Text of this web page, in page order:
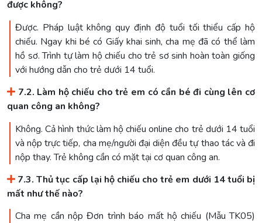
được không?
Được. Pháp luật không quy định độ tuổi tối thiểu cấp hộ
chiếu. Ngay khi bé có Giấy khai sinh, cha mẹ đã có thể làm
hồ sơ. Trình tự làm hộ chiếu cho trẻ sơ sinh hoàn toàn giống
với hướng dẫn cho trẻ dưới 14 tuổi.
7.2. Làm hộ chiếu cho trẻ em có cần bé đi cùng lên cơ
quan công an không?
Không. Cả hình thức làm hộ chiếu online cho trẻ dưới 14 tuổi
và nộp trực tiếp, cha mẹ/người đại diện đều tự thao tác và đi
nộp thay. Trẻ không cần có mặt tại cơ quan công an.
7.3. Thủ tục cấp lại hộ chiếu cho trẻ em dưới 14 tuổi bị
mất như thế nào?
Cha mẹ cần nộp Đơn trình báo mất hộ chiếu (Mẫu TK05)